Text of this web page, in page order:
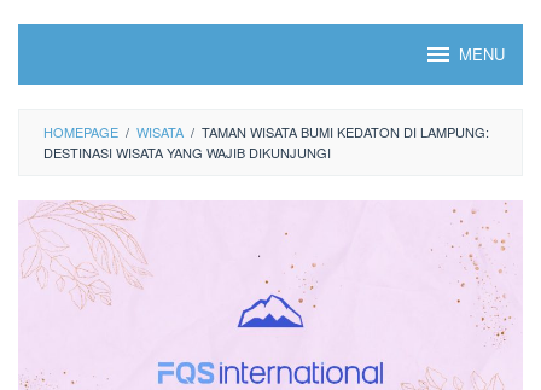
MENU
HOMEPAGE / WISATA / TAMAN WISATA BUMI KEDATON DI LAMPUNG:
DESTINASI WISATA YANG WAJIB DIKUNJUNGI